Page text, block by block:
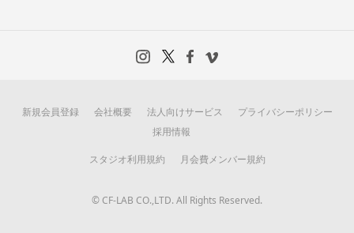
新規会員登録 会社概要 法人向けサービス
プライバシーポリシー
採用情報
スタジオ利用規約 月会費メンバー規約
© CF-LAB CO.,LTD. All Rights Reserved.